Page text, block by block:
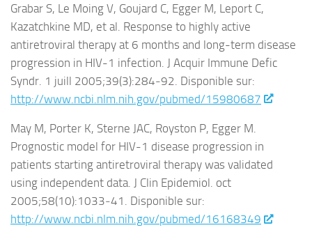
Grabar S, Le Moing V, Goujard C, Egger M, Leport C,
Kazatchkine MD, et al. Response to highly active
antiretroviral therapy at 6 months and long-term disease
progression in HIV-1 infection. J Acquir Immune Defic
Syndr. 1 juill 2005;39(3):284‑92. Disponible sur:
http://www.ncbi.nlm.nih.gov/pubmed/15980687
May M, Porter K, Sterne JAC, Royston P, Egger M.
Prognostic model for HIV-1 disease progression in
patients starting antiretroviral therapy was validated
using independent data. J Clin Epidemiol. oct
2005;58(10):1033‑41. Disponible sur:
http://www.ncbi.nlm.nih.gov/pubmed/16168349